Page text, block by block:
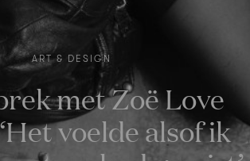
ART & DESIGN
met Zoë Love
voelde alsof ik